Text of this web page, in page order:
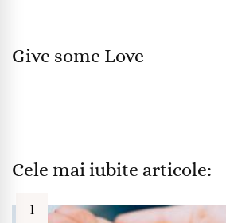
Give some Love
Cele mai iubite articole: